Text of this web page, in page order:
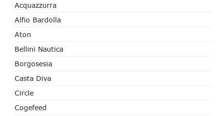
Acquazzurra
Alfio Bardolla
Aton
Bellini Nautica
Borgosesia
Casta Diva
Circle
Cogefeed